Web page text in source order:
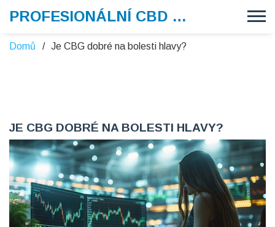
PROFESIONÁLNÍ CBD VAPE
Domů Je CBG dobré na bolesti hlavy?
JE CBG DOBRÉ NA BOLESTI HLAVY?